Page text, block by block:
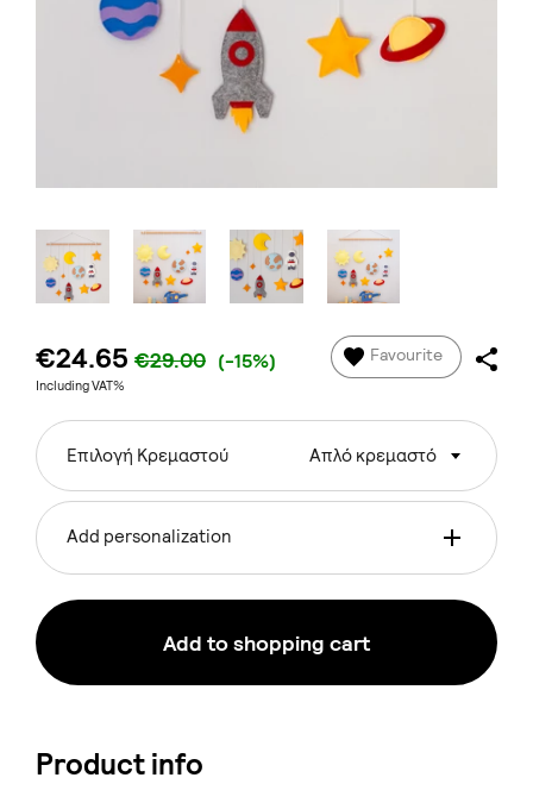
€24.65 €29.00 (-15%)
Including VAT%
Favourite
Επιλογή Κρεμαστού Απλό κρεμαστό
Add personalization
Add to shopping cart
Product info